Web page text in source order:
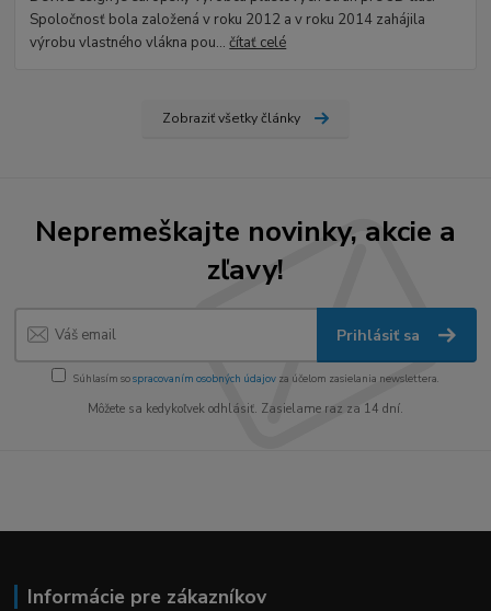
Spoločnosť bola založená v roku 2012 a v roku 2014 zahájila
výrobu vlastného vlákna pou...čítať celé
Zobraziť všetky články
Nepremeškajte novinky, akcie a
zľavy!
Prihlásiť sa
Súhlasím sospracovaním osobných údajov za účelom zasielania newslettera.
Môžete sa kedykoľvek odhlásiť. Zasielame raz za 14 dní.
Informácie pre zákazníkov